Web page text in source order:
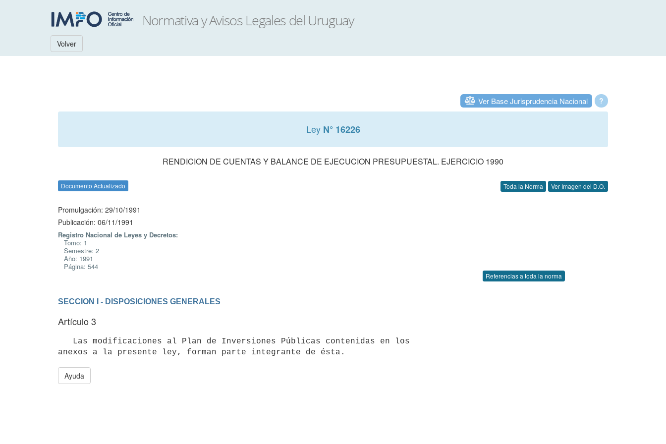
Volver
?
Ver Base Jurisprudencia Nacional
Ley N° 16226
RENDICION DE CUENTAS Y BALANCE DE EJECUCION PRESUPUESTAL. EJERCICIO 1990
Documento Actualizado Toda la Norma Ver Imagen del D.O.
Promulgación: 29/10/1991
Publicación: 06/11/1991
Registro Nacional de Leyes y Decretos:
Tomo: 1
Semestre: 2
Año: 1991
Página: 544
Referencias a toda la norma
SECCION I - DISPOSICIONES GENERALES
Artículo 3
Ayuda